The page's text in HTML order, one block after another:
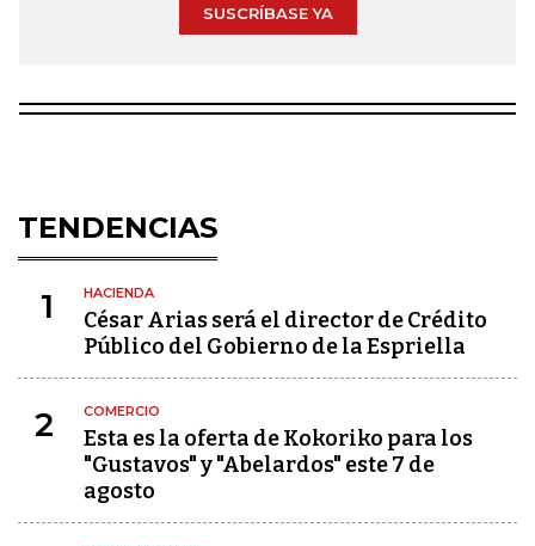
SUSCRÍBASE YA
TENDENCIAS
1 HACIENDA
César Arias será el director de Crédito
Público del Gobierno de la Espriella
2 COMERCIO
Esta es la oferta de Kokoriko para los
"Gustavos" y "Abelardos" este 7 de
agosto